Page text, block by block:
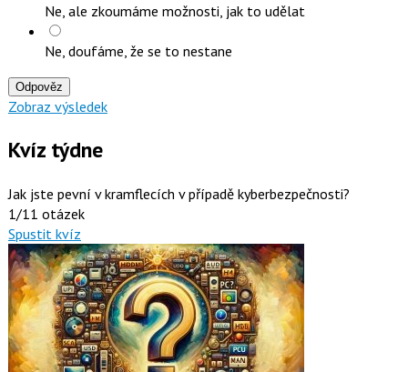
Ne, ale zkoumáme možnosti, jak to udělat
Ne, doufáme, že se to nestane
Odpověz
Zobraz výsledek
Kvíz týdne
Jak jste pevní v kramflecích v případě kyberbezpečnosti?
1/11 otázek
Spustit kvíz